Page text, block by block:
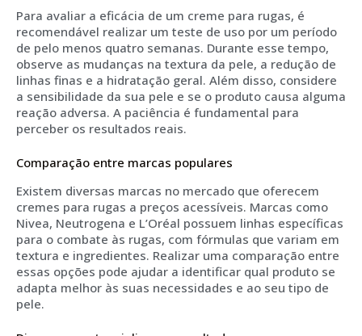
Para avaliar a eficácia de um creme para rugas, é
recomendável realizar um teste de uso por um período
de pelo menos quatro semanas. Durante esse tempo,
observe as mudanças na textura da pele, a redução de
linhas finas e a hidratação geral. Além disso, considere
a sensibilidade da sua pele e se o produto causa alguma
reação adversa. A paciência é fundamental para
perceber os resultados reais.
Comparação entre marcas populares
Existem diversas marcas no mercado que oferecem
cremes para rugas a preços acessíveis. Marcas como
Nivea, Neutrogena e L’Oréal possuem linhas específicas
para o combate às rugas, com fórmulas que variam em
textura e ingredientes. Realizar uma comparação entre
essas opções pode ajudar a identificar qual produto se
adapta melhor às suas necessidades e ao seu tipo de
pele.